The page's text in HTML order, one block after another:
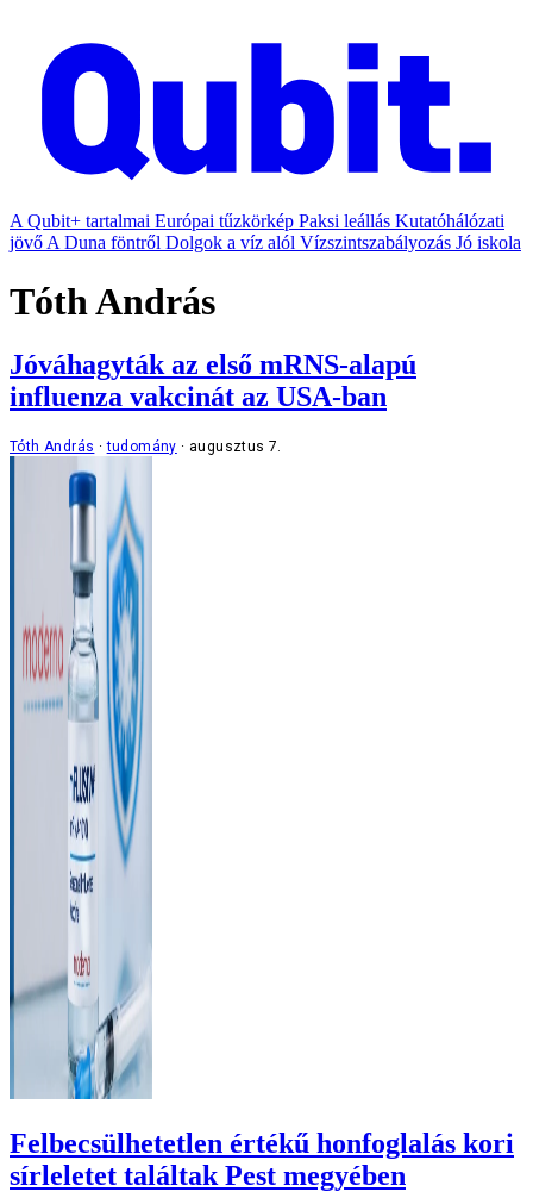
A Qubit+ tartalmai Európai tűzkörkép Paksi leállás Kutatóhálózati
jövő A Duna föntről Dolgok a víz alól Vízszintszabályozás Jó iskola
Tóth András
Jóváhagyták az első mRNS-alapú
influenza vakcinát az USA-ban
Tóth András tudomány augusztus 7.
Felbecsülhetetlen értékű honfoglalás kori
sírleletet találtak Pest megyében